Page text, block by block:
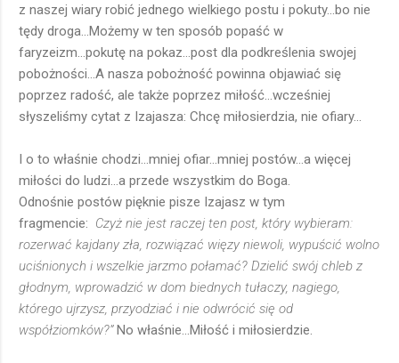
z naszej wiary robić jednego wielkiego postu i pokuty...bo nie
tędy droga...Możemy w ten sposób popaść w
faryzeizm...pokutę na pokaz...post dla podkreślenia swojej
pobożności...A nasza pobożność powinna objawiać się
poprzez radość, ale także poprzez miłość...wcześniej
słyszeliśmy cytat z Izajasza: Chcę miłosierdzia, nie ofiary...
I o to właśnie chodzi...mniej ofiar...mniej postów...a więcej
miłości do ludzi...a przede wszystkim do Boga.
Odnośnie postów pięknie pisze Izajasz w tym
fragmencie: Czyż nie jest raczej ten post, który wybieram:
rozerwać kajdany zła, rozwiązać więzy niewoli, wypuścić wolno
uciśnionych i wszelkie jarzmo połamać? Dzielić swój chleb z
głodnym, wprowadzić w dom biednych tułaczy, nagiego,
którego ujrzysz, przyodziać i nie odwrócić się od
współziomków?”No właśnie...Miłość i miłosierdzie.